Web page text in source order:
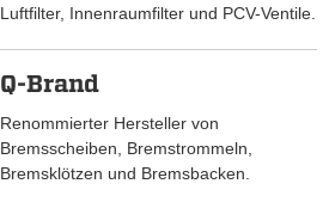
Luftfilter, Innenraumfilter und PCV-Ventile.
Q-Brand
Renommierter Hersteller von
Bremsscheiben, Bremstrommeln,
Bremsklötzen und Bremsbacken.